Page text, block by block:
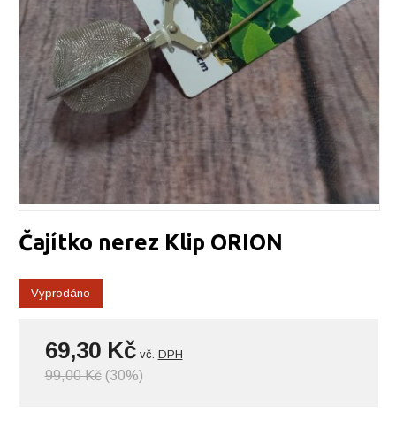
Čajítko nerez Klip ORION
Vyprodáno
69,30 Kčvč. DPH
99,00 Kč(30%)